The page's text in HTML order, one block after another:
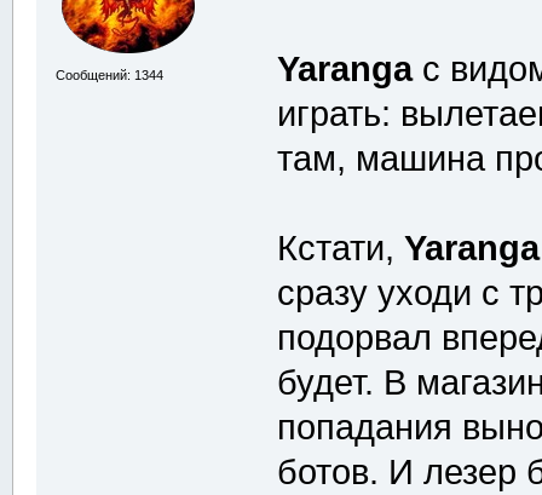
Сообщений: 1344 Yarangaс
играть:
там, машина
Кстати,Yaranga
сразу уходи с
подорвал
будет. В
попадания
ботов. И лезер